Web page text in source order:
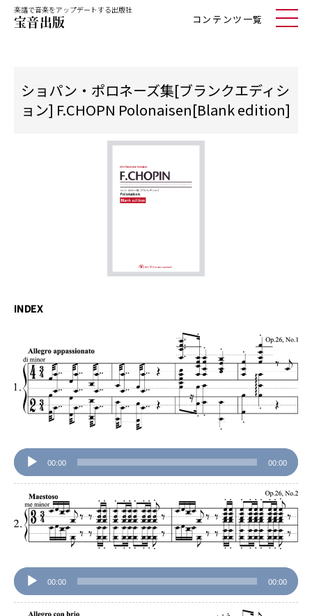
楽譜で音楽をアップデートする出版社
コンテンツ一覧
ショパン・ポロネーズ集[ブランクエディシ
ョン] F.CHOPN Polonaisen[Blank edition]
INDEX
プ
レ
ー
ヤ
ー
00:00 00:00
音
声
プ
レ
ー
ヤ
00:00 00:00